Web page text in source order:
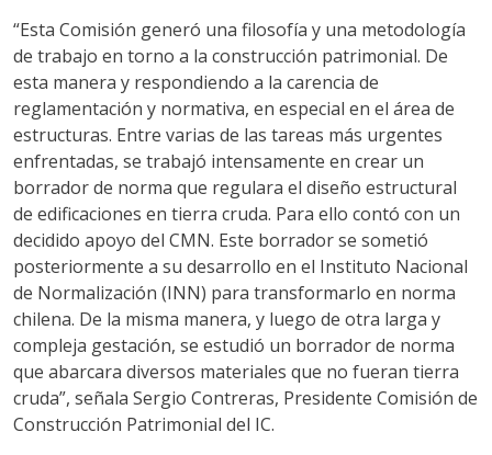
“Esta Comisión generó una filosofía y una metodología
de trabajo en torno a la construcción patrimonial. De
esta manera y respondiendo a la carencia de
reglamentación y normativa, en especial en el área de
estructuras. Entre varias de las tareas más urgentes
enfrentadas, se trabajó intensamente en crear un
borrador de norma que regulara el diseño estructural
de edificaciones en tierra cruda. Para ello contó con un
decidido apoyo del CMN. Este borrador se sometió
posteriormente a su desarrollo en el Instituto Nacional
de Normalización (INN) para transformarlo en norma
chilena. De la misma manera, y luego de otra larga y
compleja gestación, se estudió un borrador de norma
que abarcara diversos materiales que no fueran tierra
cruda”, señala Sergio Contreras, Presidente Comisión de
Construcción Patrimonial del IC.